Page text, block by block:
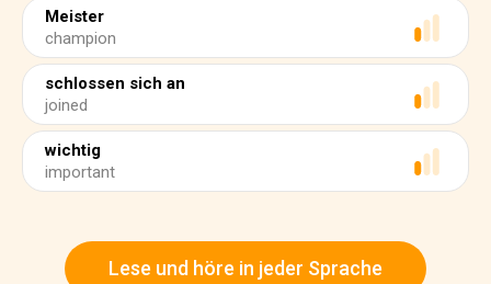
Meister
champion
schlossen sich an
joined
wichtig
important
Lese und höre in jeder Sprache